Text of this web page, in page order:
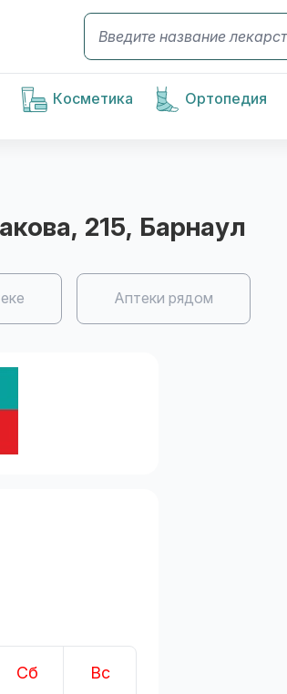
Косметика Ортопедия
215, Барнаул
Аптеки рядом
Сб Вс